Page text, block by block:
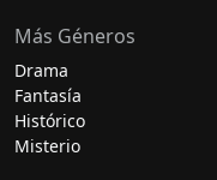
Más Géneros
Drama
Fantasía
Histórico
Misterio